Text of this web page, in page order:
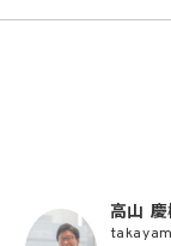
高山 慶